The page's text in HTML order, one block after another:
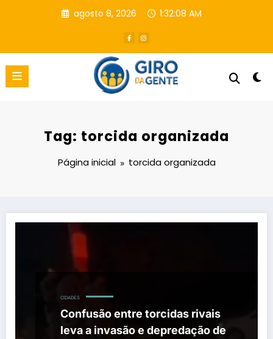
agosto 8, 2026 1:32:09 AM
Tag: torcida organizada
Página inicial torcida organizada
CIDADES
Confusão entre torcidas rivais
leva a invasão e depredação de